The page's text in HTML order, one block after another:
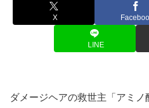
X
LINE
ダメージヘアの救世主「アミノ